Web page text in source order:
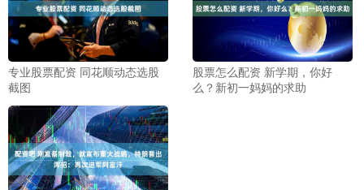
专业股票配资 同花顺动态选股
截图
股票怎么配资 新学期，你好
么？新初一妈妈的求助